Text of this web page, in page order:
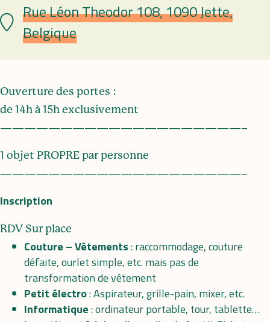
PlaatsRue Léon Theodor 108, 1090 Jette,
Belgique
Ouverture des portes :
de 14h à 15h exclusivement
————————————————————–
1 objet PROPRE par personne
————————————————————–
Inscription
RDV Sur place
Couture – Vêtements: raccommodage, couture
défaite, ourlet simple, etc. mais pas de
transformation de vêtement
Petit électro: Aspirateur, grille-pain, mixer, etc.
Informatique: ordinateur portable, tour, tablette…